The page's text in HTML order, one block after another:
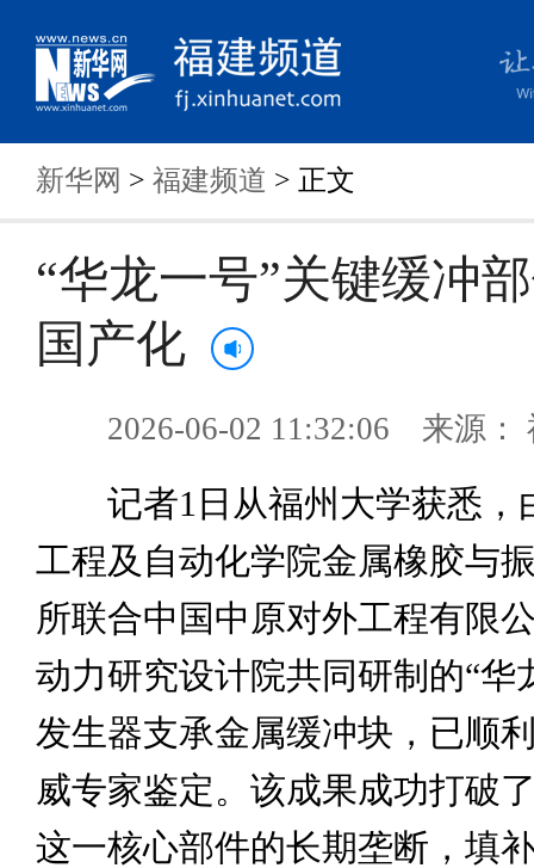
新华网 > 福建频道 > 正文
“华龙一号”关键缓冲
国产化
2026-06-02 11:32:06 来源：
记者1日从福州大学获悉，
工程及自动化学院金属橡胶与
所联合中国中原对外工程有限
动力研究设计院共同研制的“华
发生器支承金属缓冲块，已顺
威专家鉴定。该成果成功打破
这一核心部件的长期垄断，填